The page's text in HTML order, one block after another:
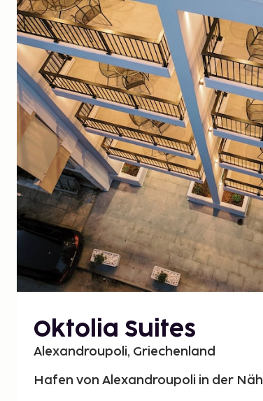
Oktolia Suites
Alexandroupoli, Griechenland
Hafen von Alexandroupoli in der